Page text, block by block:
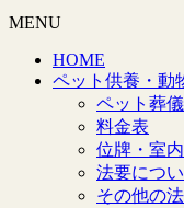
MENU
HOME
ペット供養・動
ペット葬
料金表
位牌・室
法要につ
その他の